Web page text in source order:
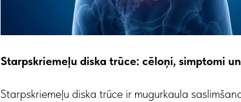
Starpskriemeļu diska trūce: cēloņi, simptomi
Starpskriemeļu diska trūce ir mugurkaula